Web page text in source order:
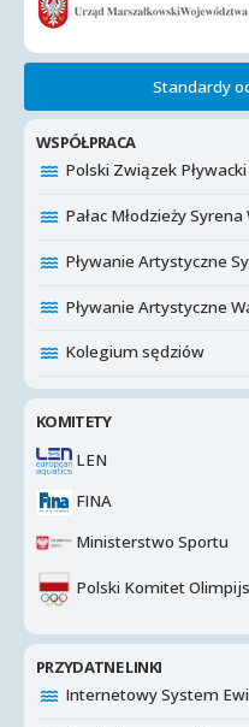
Standardy
WSPÓŁPRACA
Polski Związek Pływacki
Pałac Młodzieży
Pływanie Artystyczne
Pływanie Artystyczne
Kolegium sędziów
KOMITETY
LEN
FINA
Ministerstwo Sportu
Polski Komitet
PRZYDATNE LINKI
Internetowy System